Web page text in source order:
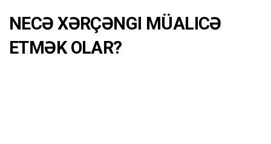
NECƏ XƏRÇƏNGI MÜALICƏ
ETMƏK OLAR?